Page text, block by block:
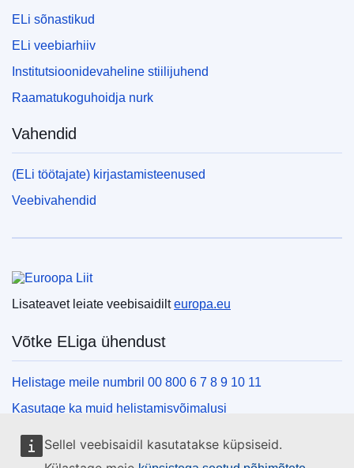
Sellel veebisaidil kasutatakse küpsiseid.
ELi sõnastikud
ELi veebiarhiiv
Institutsioonidevaheline stiilijuhend
Raamatukoguhoidja nurk
Vahendid
(ELi töötajate) kirjastamisteenused
Veebivahendid
Lisateavet leiate veebisaidilteuropa.eu
Võtke ELiga ühendust
Helistage meile numbril 00 800 6 7 8 9 10 11
Kasutage ka muid helistamisvõimalusi
Kirjutage meile kontaktvormi vahendusel
Külastage meid ELi teabekeskuses